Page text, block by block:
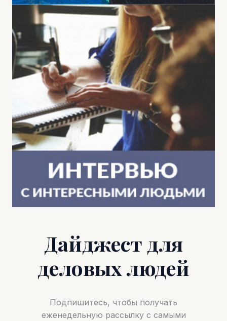
Дайджест для
деловых людей
Подпишитесь, чтобы получать
еженедельную рассылку с самыми